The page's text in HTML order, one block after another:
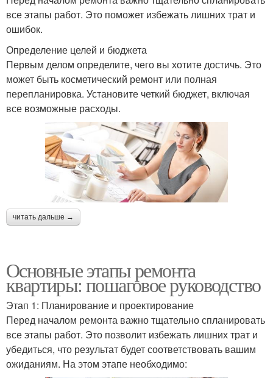
все этапы работ. Это поможет избежать лишних трат и
ошибок.
Определение целей и бюджета
Первым делом определите, чего вы хотите достичь. Это
может быть косметический ремонт или полная
перепланировка. Установите четкий бюджет, включая
все возможные расходы.
читать дальше →
Основные этапы ремонта
квартиры: пошаговое руководство
Этап 1: Планирование и проектирование
Перед началом ремонта важно тщательно спланировать
все этапы работ. Это позволит избежать лишних трат и
убедиться, что результат будет соответствовать вашим
ожиданиям. На этом этапе необходимо: